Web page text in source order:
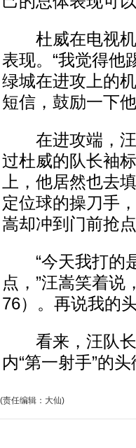
杜威在电视机
表现。“我觉得他
绿城在进攻上的
短信，鼓励一下他
在进攻端，汪
过杜威的队长袖
上，他居然也
定位球的操刀手
嵩却冲到门前抢
“今天我打的是
点，”汪嵩笑着说
76）。再说我的
看来，汪队长
内“第一射手”的
(责任编辑：大仙)